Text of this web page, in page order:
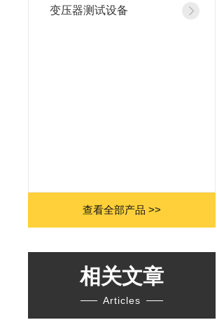
变压器测试设备
查看全部产品 >>
相关文章
Articles